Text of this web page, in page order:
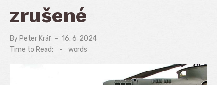
zrušené
By Peter Kráľ
Posted
on
16. 6. 2024
Time to Read:
- words